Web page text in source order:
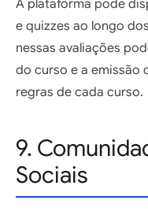
A plataforma pode
e quizzes ao longo
nessas avaliações
do curso e a emissão
regras de cada curso.
9.
Sociais